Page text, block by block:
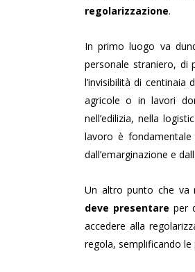
regolarizzazione.
In primo luogo va
personale straniero, di
l’invisibilità di
agricole o in lavori
nell’edilizia, nella
lavoro è
dall’emarginazione e
Un altro punto che va
deve presentare per
accedere alla
regola, semplificando